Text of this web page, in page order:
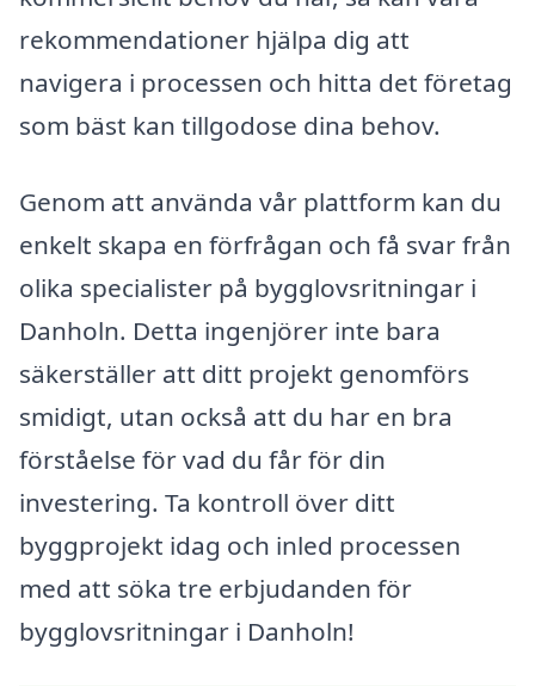
rekommendationer hjälpa dig att
navigera i processen och hitta det företag
som bäst kan tillgodose dina behov.
Genom att använda vår plattform kan du
enkelt skapa en förfrågan och få svar från
olika specialister på bygglovsritningar i
Danholn. Detta ingenjörer inte bara
säkerställer att ditt projekt genomförs
smidigt, utan också att du har en bra
förståelse för vad du får för din
investering. Ta kontroll över ditt
byggprojekt idag och inled processen
med att söka tre erbjudanden för
bygglovsritningar i Danholn!